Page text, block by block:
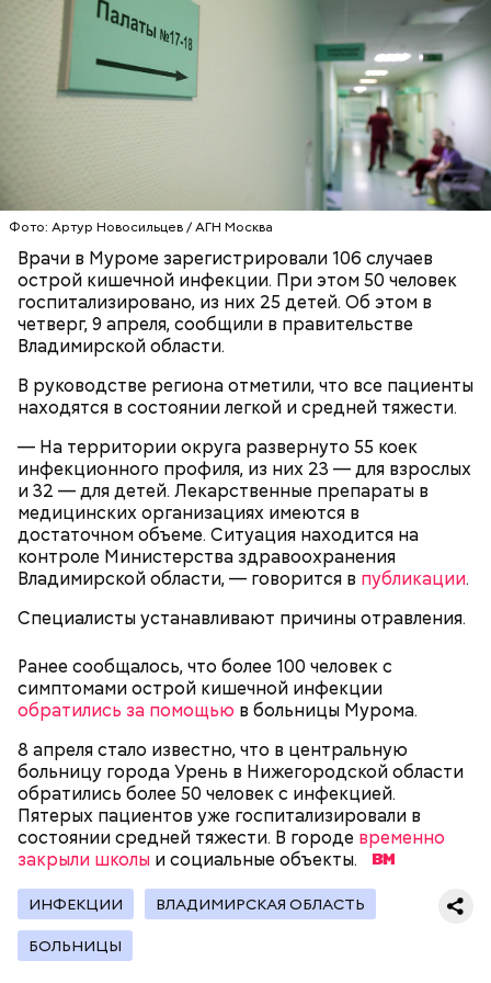
Фото: Артур Новосильцев / АГН Москва
Врачи в Муроме зарегистрировали 106 случаев
острой кишечной инфекции. При этом 50 человек
госпитализировано, из них 25 детей. Об этом в
четверг, 9 апреля, сообщили в правительстве
Владимирской области.
В руководстве региона отметили, что все пациенты
находятся в состоянии легкой и средней тяжести.
— На территории округа развернуто 55 коек
инфекционного профиля, из них 23 — для взрослых
и 32 — для детей. Лекарственные препараты в
медицинских организациях имеются в
достаточном объеме. Ситуация находится на
контроле Министерства здравоохранения
Владимирской области, — говорится в публикации.
Специалисты устанавливают причины отравления.
Ранее сообщалось, что более 100 человек с
симптомами острой кишечной инфекции
обратились за помощью в больницы Мурома.
8 апреля стало известно, что в центральную
больницу города Урень в Нижегородской области
обратились более 50 человек с инфекцией.
Пятерых пациентов уже госпитализировали в
состоянии средней тяжести. В городе временно
закрыли школы и социальные объекты.
ИНФЕКЦИИ ВЛАДИМИРСКАЯ ОБЛАСТЬ
БОЛЬНИЦЫ
— Гасанов, являясь индивидуальным
предпринимателем, осуществлял
предпринимательскую деятельность в области
продажи и размещения рекламы в социальных
сетях. С целью сокрытия своих доходов часть
покупателей различных мотивационных курсов и
прогнозов ставок на спорт Гасанов получал на
свои личные лицевые счета как физического лица, а
Родственники обналичивали деньги и возвращали
их Гасанову. А чтобы пользоваться деньгами и не
вызвать подозрений у налоговой, Гасанов либо
распределял их между еще несколькими счетами,
либопокупал на них квартиры.
Блогеру грозило до семи лет лишения свободы.
Следующим подопытным стал друг детства
когда молодые люди ехали вместе в машине,
подозреваемый угостил приятеля морсом с
этиленгликолем. Через два дня Константин умер в
больнице.
поднялись домой. У него ухудшилось самочувствие
через сутки... Его увезли в больницу,
реанимировали, и там он скончался, — рассказывал
Миссюра на допросе.
Play
Video
Видео: пресс-служба ГСУ СК по Московской области
недоброжелатели